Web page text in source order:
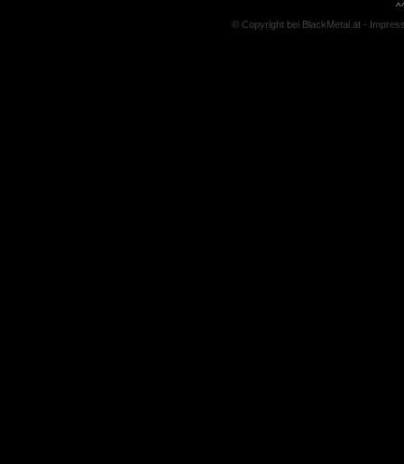
© Copyright bei BlackMetal.at -